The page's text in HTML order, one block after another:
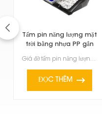
Tấm pin năng lượng mặt
trời bằng nhựa PP gắn
Giá đỡ tấm pin năng lượng mặt trời bằng nhựa PP là giải pháp nhẹ, chắc chắn và đơn giản để lắp đặt t...
ĐỌC THÊM